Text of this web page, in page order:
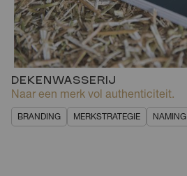
DEKENWASSERIJ
Naar een merk vol authenticiteit.
BRANDING MERKSTRATEGIE NAMING